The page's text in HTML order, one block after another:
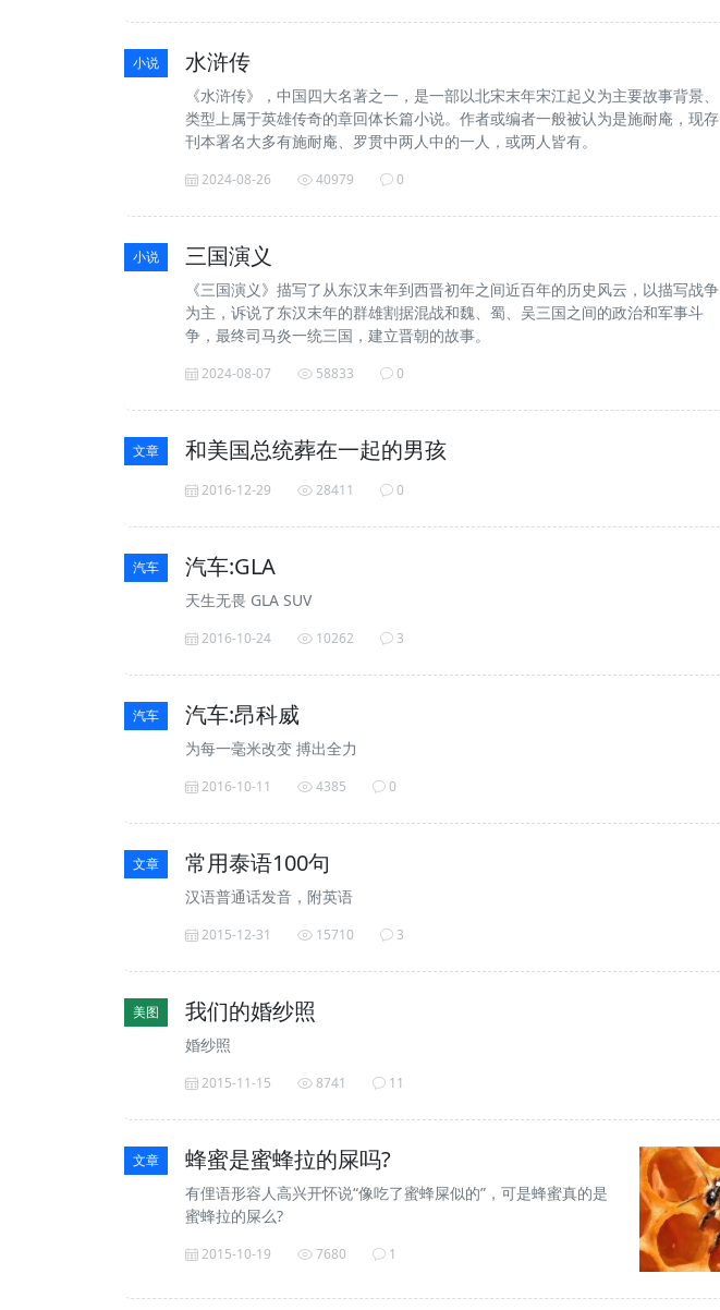
小说 水浒传
《水浒传》，中国四大名著之一，是一部以北宋末年宋江起义为主要故事背景、
类型上属于英雄传奇的章回体长篇小说。作者或编者一般被认为是施耐庵，现存
刊本署名大多有施耐庵、罗贯中两人中的一人，或两人皆有。
2024-08-26 40979 0
小说 三国演义
《三国演义》描写了从东汉末年到西晋初年之间近百年的历史风云，以描写战争
为主，诉说了东汉末年的群雄割据混战和魏、蜀、吴三国之间的政治和军事斗
争，最终司马炎一统三国，建立晋朝的故事。
2024-08-07 58833 0
文章 和美国总统葬在一起的男孩
2016-12-29 28411 0
汽车 汽车:GLA
天生无畏 GLA SUV
2016-10-24 10262 3
汽车 汽车:昂科威
为每一毫米改变 搏出全力
2016-10-11 4385 0
文章 常用泰语100句
汉语普通话发音，附英语
2015-12-31 15710 3
美图 我们的婚纱照
婚纱照
2015-11-15 8741 11
文章 蜂蜜是蜜蜂拉的屎吗?
有俚语形容人高兴开怀说“像吃了蜜蜂屎似的”，可是蜂蜜真的是
蜜蜂拉的屎么?
2015-10-19 7680 1